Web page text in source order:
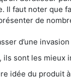
Il faut noter que
de
d’une
sont les mieux
idée du produit